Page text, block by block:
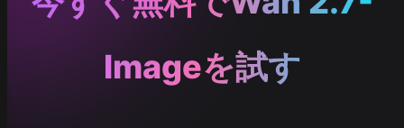
Imageを試す